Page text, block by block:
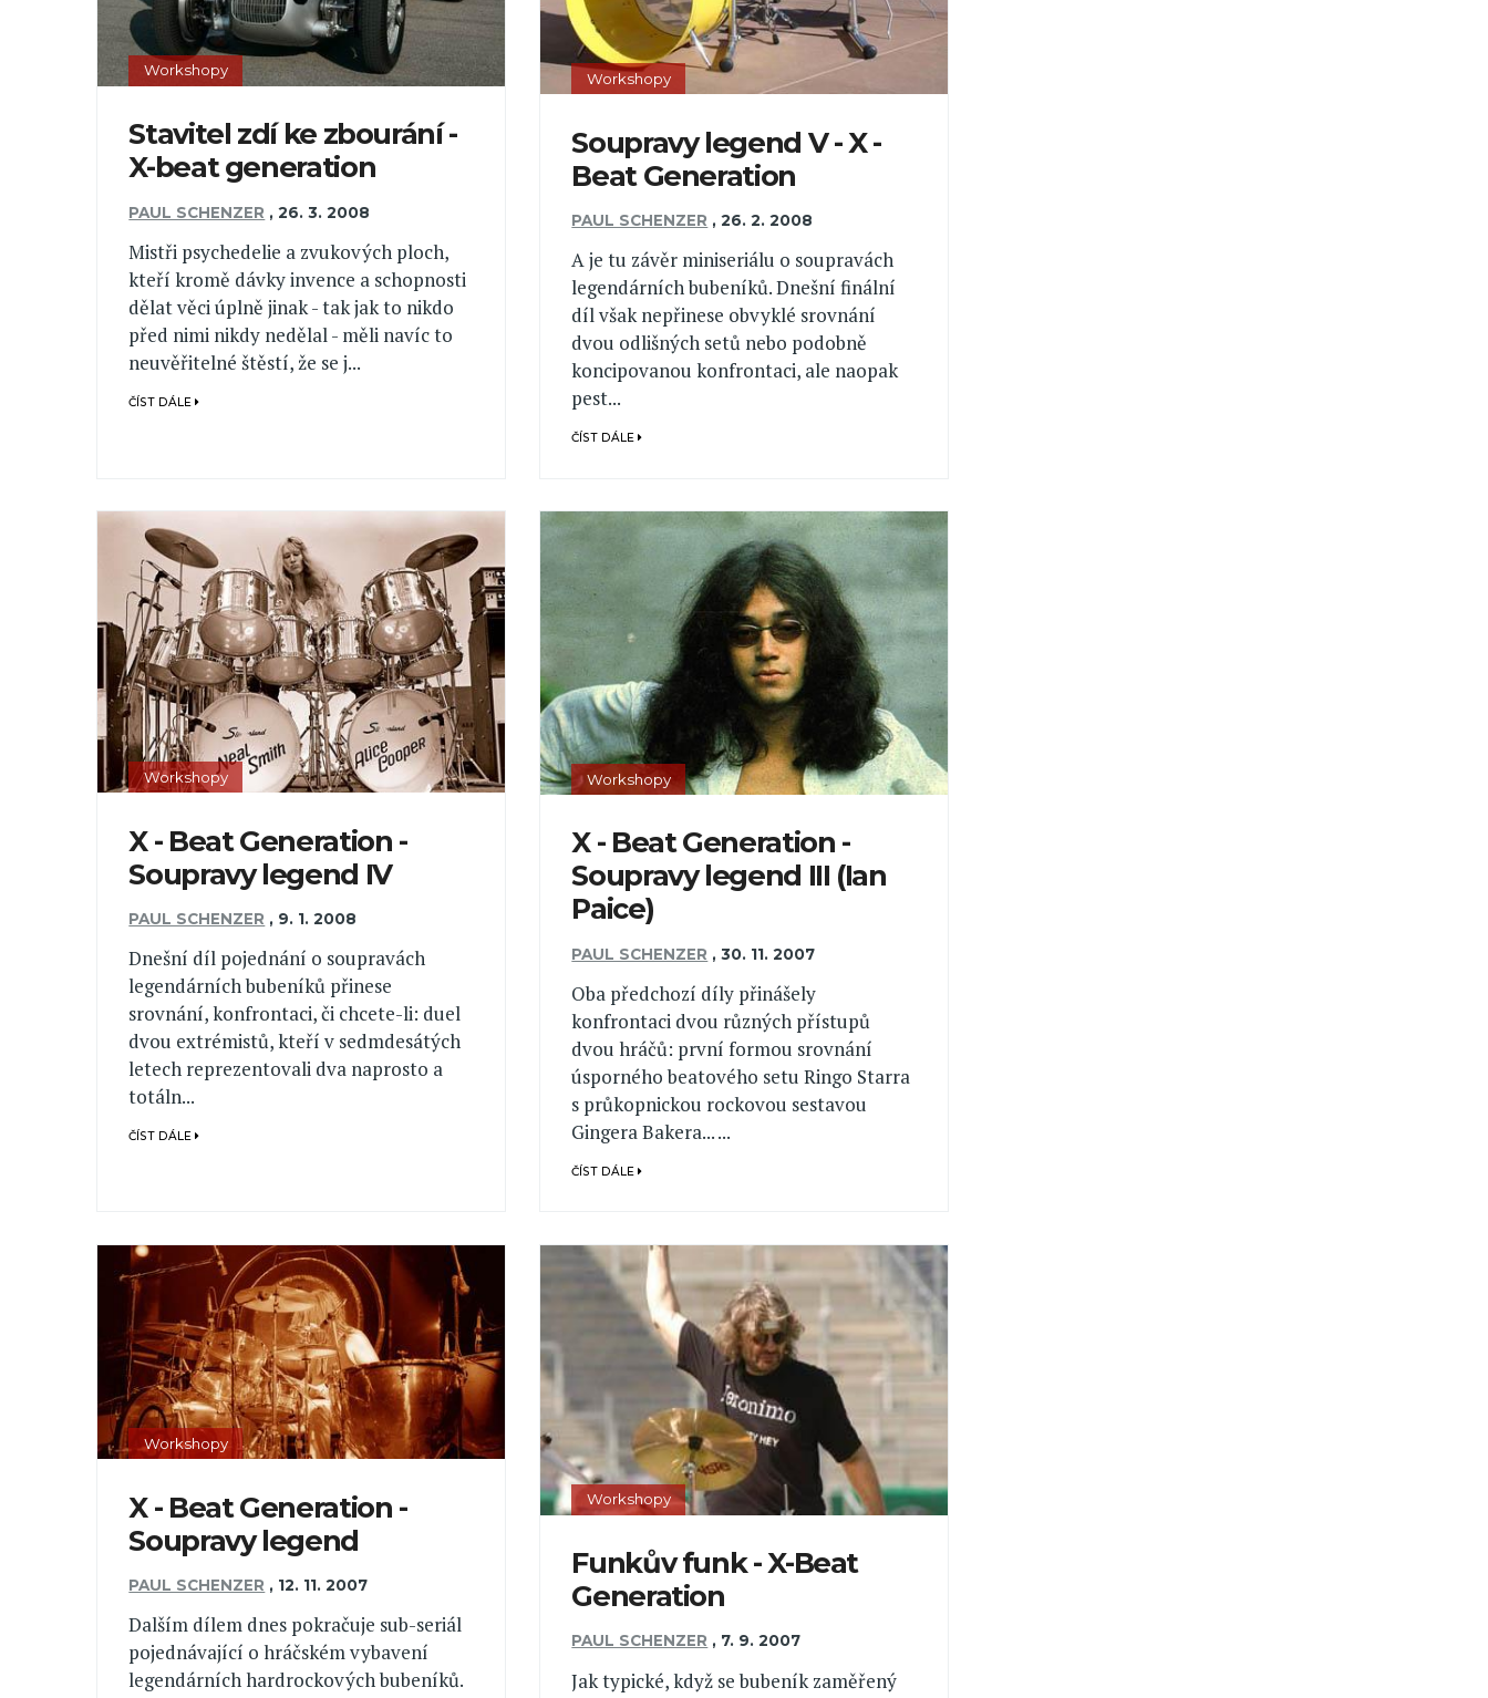
Workshopy
Stavitel zdí ke zbourání -
X-beat generation
PAUL SCHENZER ,26. 3. 2008
Mistři psychedelie a zvukových ploch,
kteří kromě dávky invence a schopnosti
dělat věci úplně jinak - tak jak to nikdo
před nimi nikdy nedělal - měli navíc to
neuvěřitelné štěstí, že se j...
ČÍST DÁLE
Workshopy
Soupravy legend V - X -
Beat Generation
PAUL SCHENZER ,26. 2. 2008
A je tu závěr miniseriálu o soupravách
legendárních bubeníků. Dnešní finální
díl však nepřinese obvyklé srovnání
dvou odlišných setů nebo podobně
koncipovanou konfrontaci, ale naopak
pest...
ČÍST DÁLE
Workshopy
X - Beat Generation -
Soupravy legend IV
PAUL SCHENZER , 9. 1. 2008
Dnešní díl pojednání o soupravách
legendárních bubeníků přinese
srovnání, konfrontaci, či chcete-li: duel
dvou extrémistů, kteří v sedmdesátých
letech reprezentovali dva naprosto a
totáln...
ČÍST DÁLE
Workshopy
X - Beat Generation -
Soupravy legend III (Ian
Paice)
PAUL SCHENZER ,30. 11. 2007
Oba předchozí díly přinášely
konfrontaci dvou různých přístupů
dvou hráčů: první formou srovnání
úsporného beatového setu Ringo Starra
s průkopnickou rockovou sestavou
Gingera Bakera... ...
ČÍST DÁLE
Workshopy
X - Beat Generation -
Soupravy legend
PAUL SCHENZER , 12. 11. 2007
Dalším dílem dnes pokračuje sub-seriál
pojednávající o hráčském vybavení
legendárních hardrockových bubeníků.
Workshopy
Funkův funk - X-Beat
Generation
PAUL SCHENZER , 7. 9. 2007
Jak typické, když se bubeník zaměřený